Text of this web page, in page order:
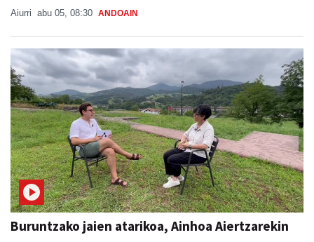
Aiurri abu 05, 08:30 ANDOAIN
Buruntzako jaien atarikoa, Ainhoa Aiertzarekin